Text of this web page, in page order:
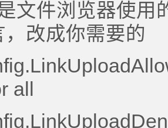
文件浏览器使用
，改成你需要的
all